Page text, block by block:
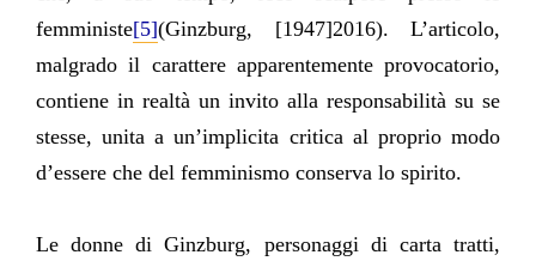
femministe[5](Ginzburg, [1947]2016). L’articolo,
malgrado il carattere apparentemente provocatorio,
contiene in realtà un invito alla responsabilità su se
stesse, unita a un’implicita critica al proprio modo
d’essere che del femminismo conserva lo spirito.
Le donne di Ginzburg, personaggi di carta tratti,